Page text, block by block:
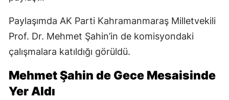
Paylaşımda AK Parti Kahramanmaraş Milletvekili
Prof. Dr. Mehmet Şahin’in de komisyondaki
çalışmalara katıldığı görüldü.
Mehmet Şahin de Gece Mesaisinde
Yer Aldı